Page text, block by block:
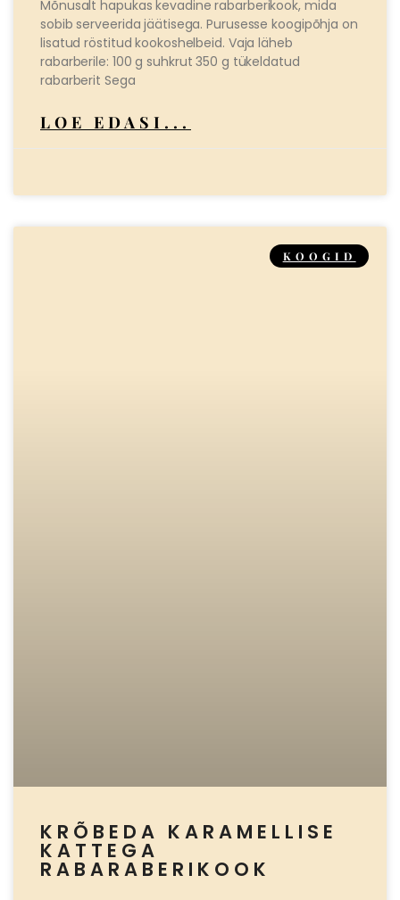
Mõnusalt hapukas kevadine rabarberikook, mida
sobib serveerida jäätisega. Purusesse koogipõhja on
lisatud röstitud kookoshelbeid. Vaja läheb
rabarberile: 100 g suhkrut 350 g tükeldatud
rabarberit Sega
LOE EDASI...
KOOGID
KRÕBEDA KARAMELLISE
KATTEGA
RABARABERIKOOK